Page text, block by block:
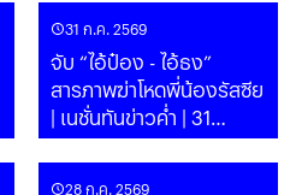
31 ก.ค. 2569
จับ “ไอ้ป๋อง - ไอ้ธง”
สารภาพฆ่าโหดพี่น้องรัสซีย
| เนชั่นทันข่าวค่ำ | 31
ก.ค.69 | PART
28 ก.ค. 2569